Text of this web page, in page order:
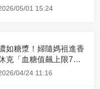
05/01 15:24
如糖漿！婦隨媽祖進香
克「血糖值飆上限7
倍」 醫曝原因
04/24 11:16